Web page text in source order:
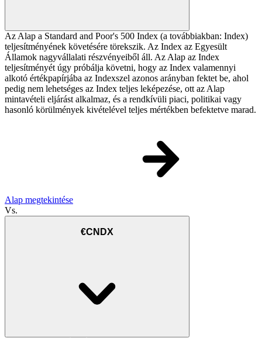
Az Alap a Standard and Poor's 500 Index (a továbbiakban: Index)
teljesítményének követésére törekszik. Az Index az Egyesült
Államok nagyvállalati részvényeiből áll. Az Alap az Index
teljesítményét úgy próbálja követni, hogy az Index valamennyi
alkotó értékpapírjába az Indexszel azonos arányban fektet be, ahol
pedig nem lehetséges az Index teljes leképezése, ott az Alap
mintavételi eljárást alkalmaz, és a rendkívüli piaci, politikai vagy
hasonló körülmények kivételével teljes mértékben befektetve marad.
Alap megtekintése
Vs.
€CNDX